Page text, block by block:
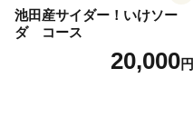
池田産サイダー！いけソー
ダ コース
20,000円